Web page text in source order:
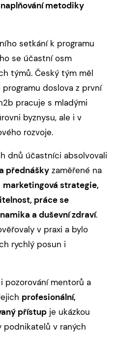
metodiky
setkání k programu
se účastní osm
týmů. Český tým měl
doslova z první
pracuje s mladými
byznysu, ale i v
rozvoje.
dnů účastníci absolvovali
přednášky zaměřené na
marketingová strategie,
práce se
a duševní zdraví.
v praxi a bylo
rychlý posun i
pozorování mentorů a
profesionální,
přístup je ukázkou
v raných